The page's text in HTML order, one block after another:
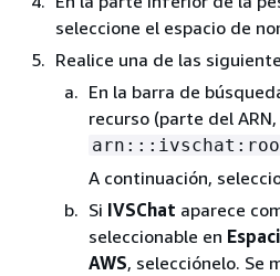
seleccione el espacio de
Realice una de las
En la barra de
recurso (parte del ARN,
A continuación,
Si IVSChat aparece
seleccionable en
AWS, selecciónelo. Se